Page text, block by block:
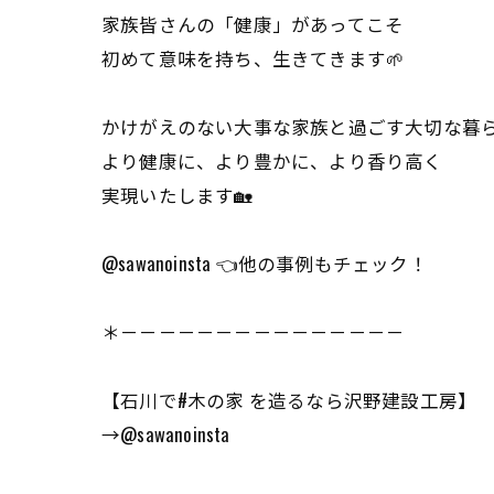
家族皆さんの「健康」があってこそ
初めて意味を持ち、生きてきます🌱
かけがえのない大事な家族と過ごす大切な暮
より健康に、より豊かに、より香り高く
実現いたします🏡
@sawanoinsta 👈他の事例もチェック！
＊－－－－－－－－－－－－－－－
【石川で#木の家 を造るなら沢野建設工房】
→@sawanoinsta